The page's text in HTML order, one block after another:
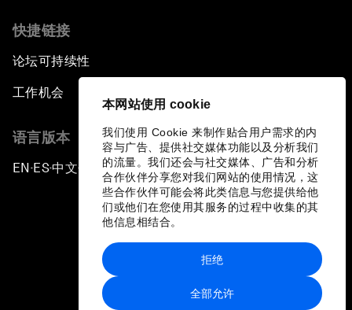
本网站使用 cookie
我们使用 Cookie 来制作贴合用户需求的内
容与广告、提供社交媒体功能以及分析我们
的流量。我们还会与社交媒体、广告和分析
合作伙伴分享您对我们网站的使用情况，这
些合作伙伴可能会将此类信息与您提供给他
们或他们在您使用其服务的过程中收集的其
他信息相结合。
全部允许
拒绝
快捷链接
论坛可持续性
工作机会
语言版本
EN ▪ES▪中文▪ 日本語
站点地图